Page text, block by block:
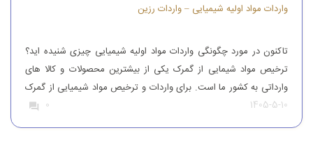
واردات مواد اولیه شیمیایی – واردات رزین
تاکنون در مورد چگونگی واردات مواد اولیه شیمیایی چیزی شنیده اید؟
ترخیص مواد شیمایی از گمرک یکی از بیشترین محصولات و کالا های
وارداتی به کشور ما است. برای واردات و ترخیص مواد شیمیایی از گمرک
باید به افراد با تجربه رجوع کرد. افرادی که بتوانند مواد شیمیایی درجه
یک را وارد کنند. واردات و […]
1405-5-10
0